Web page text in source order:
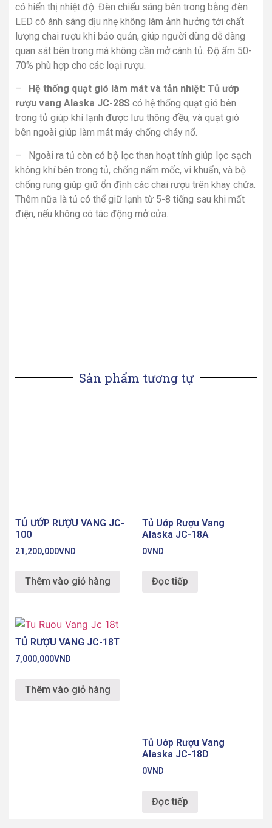
có hiển thị nhiệt độ. Đèn chiếu sáng bên trong bằng đèn
LED có ánh sáng dịu nhẹ không làm ảnh hưởng tới chất
lượng chai rượu khi bảo quản, giúp người dùng dễ dàng
quan sát bên trong mà không cần mở cánh tủ. Độ ẩm 50-
70% phù hợp cho các loại rượu.
– Hệ thống quạt gió làm mát và tản nhiệt: Tủ ướp
rượu vang Alaska JC-28S có hệ thống quạt gió bên
trong tủ giúp khí lạnh được lưu thông đều, và quạt gió
bên ngoài giúp làm mát máy chống cháy nổ.
– Ngoài ra tủ còn có bộ lọc than hoạt tính giúp lọc sạch
không khí bên trong tủ, chống nấm mốc, vi khuẩn, và bộ
chống rung giúp giữ ổn định các chai rượu trên khay chứa.
Thêm nữa là tủ có thể giữ lạnh từ 5-8 tiếng sau khi mất
điện, nếu không có tác động mở cửa.
Sản phẩm tương tự
TỦ ƯỚP RƯỢU VANG JC-
100
21,200,000VND
Thêm vào giỏ hàng
Tủ Uớp Rượu Vang
Alaska JC-18A
0VND
Đọc tiếp
TỦ RƯỢU VANG JC-18T
7,000,000VND
Thêm vào giỏ hàng
Tủ Uớp Rượu Vang
Alaska JC-18D
0VND
Đọc tiếp